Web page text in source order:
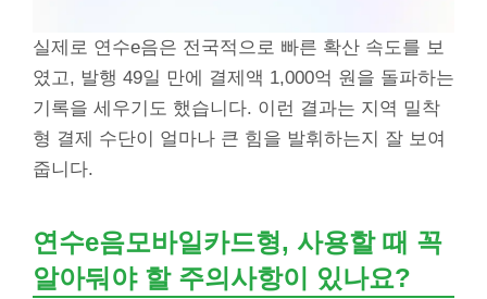
실제로 연수e음은 전국적으로 빠른 확산 속도를 보
였고, 발행 49일 만에 결제액 1,000억 원을 돌파하는
기록을 세우기도 했습니다. 이런 결과는 지역 밀착
형 결제 수단이 얼마나 큰 힘을 발휘하는지 잘 보여
줍니다.
연수e음모바일카드형, 사용할 때 꼭
알아둬야 할 주의사항이 있나요?